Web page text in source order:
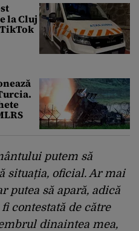
la Cluj
putem să
situația, oficial. Ar mai
putea să apară, adică
contestată de către
dinaintea mea,